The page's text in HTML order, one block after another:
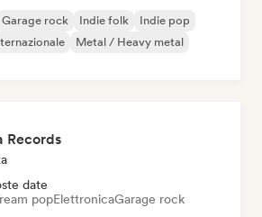
Garage rock Indie folk
Indie pop
Metal / Heavy metal
Records
date
popElettronicaGarage rock